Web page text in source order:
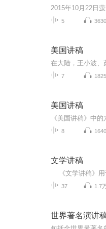
2015年10月22日
5 3630
美国讲稿
7 1825
美国讲稿
8 1640
文学讲稿
37 1.7
世界著名演讲